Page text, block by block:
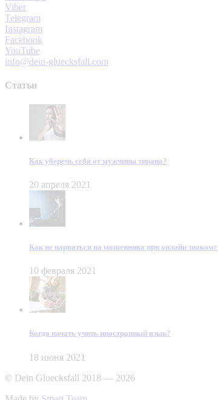
Viber
Telegram
Instagram
Facebook
YouTube
info@dein-gluecksfall.com
Статьи
Как уберечь себя от мужчины тирана?
20 апреля 2021
Как не нарваться на мошенника при онлайн
10 февраля 2021
Когда начать учить иностранный язык?
18 июня 2021
© Dein Gluecksfall 2018 — 2026